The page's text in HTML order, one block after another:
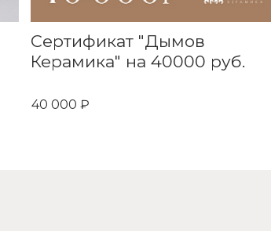
Сертификат "Дымов
Керамика" на 40000 руб.
40 000 ₽